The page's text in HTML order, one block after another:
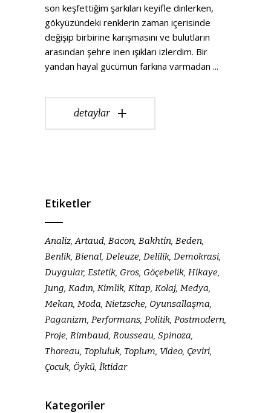
son keşfettiğim şarkıları keyifle dinlerken,
gökyüzündeki renklerin zaman içerisinde
değişip birbirine karışmasını ve bulutların
arasından şehre inen ışıkları izlerdim. Bir
yandan hayal gücümün farkına varmadan
detaylar
Etiketler
Analiz Artaud Bacon Bakhtin Beden
Benlik Bienal Deleuze Delilik Demokrasi
Duygular Estetik Gros Göçebelik Hikaye
Jung Kadın Kimlik Kitap Kolaj Medya
Mekan Moda Nietzsche Oyunsallaşma
Paganizm Performans Politik Postmodern
Proje Rimbaud Rousseau Spinoza
Thoreau Topluluk Toplum Video Çeviri
Çocuk Öykü İktidar
Kategoriler